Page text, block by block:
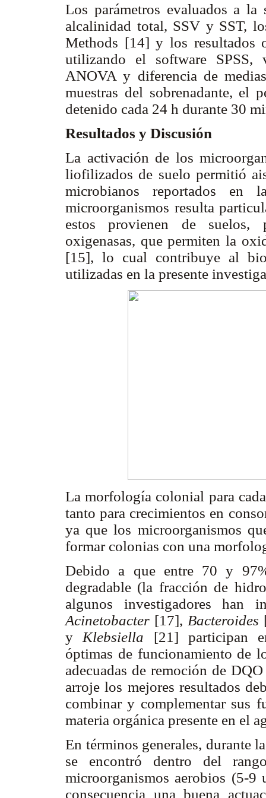
Los parámetros evaluados a
alcalinidad total, SSV y SST,
Methods [14] y los resultados
utilizando el software SPSS,
ANOVA y diferencia de
muestras del sobrenadante, el
detenido cada 24 h durante 30
Resultados y Discusión
La activación de los
liofilizados de suelo permitió
microbianos reportados en
microorganismos resulta
estos provienen de suelos,
oxigenasas, que permiten la
[15], lo cual contribuye al
utilizadas en la presente
La morfología colonial para
tanto para crecimientos en
ya que los microorganismos
formar colonias con una
Debido a que entre 70 y
degradable (la fracción de
algunos investigadores han
Acinetobacter [17], Bacteroides
y Klebsiella [21] participan
óptimas de funcionamiento de
adecuadas de remoción de
arroje los mejores resultados
combinar y complementar sus
materia orgánica presente en el
En términos generales, durante
se encontró dentro del
microorganismos aerobios (5-9
consecuencia una buena